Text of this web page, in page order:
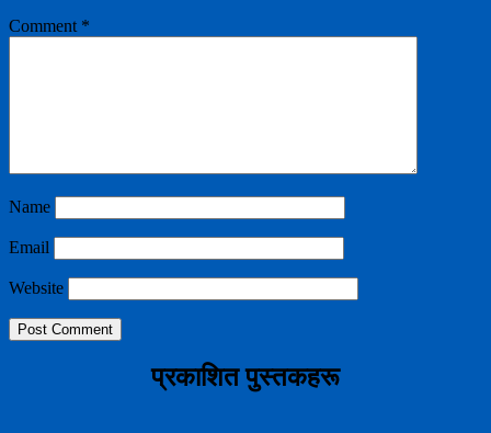
Comment *
Name
Email
Website
प्रकाशित पुस्तकहरू